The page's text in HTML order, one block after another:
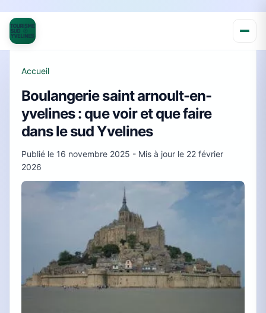
Accueil
Boulangerie saint arnoult-en-
yvelines : que voir et que faire
dans le sud Yvelines
Publié le 16 novembre 2025 - Mis à jour le 22 février
2026